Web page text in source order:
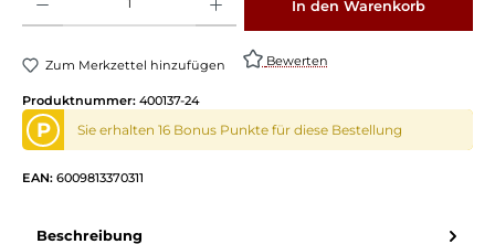
In den Warenkorb
Zum Merkzettel hinzufügen Bewerten
Produktnummer: 400137-24
P Sie erhalten 16 Bonus Punkte für diese Bestellung
EAN: 6009813370311
Beschreibung